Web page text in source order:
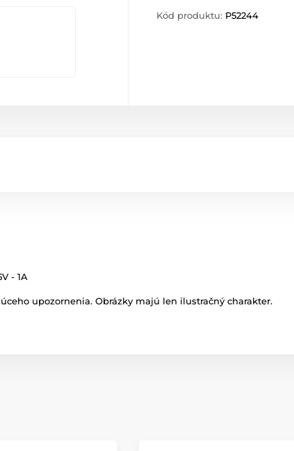
Kód produktu: P52244
- 1A
upozornenia. Obrázky majú len ilustračný charakter.